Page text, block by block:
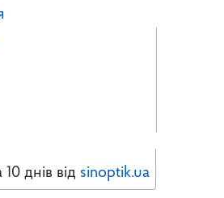
днів від sinoptik.ua